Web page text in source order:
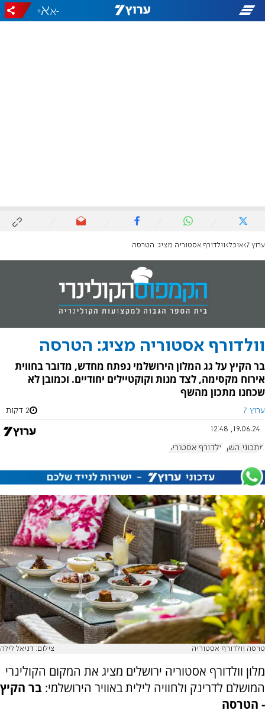
-
+
ערוץ 7 אוכל וולדורף אסטוריה מציג: הטרסה
וולדורף אסטוריה מציג: הטרסה
בר הקיץ על גג המלון הירושלמי נפתח מחדש, מדובר בחווית
אירוח מקסימה, לצד מנות וקוקטיילים יחודיים. וכמובן לא
שכחנו מתכון מהשף
ערוץ 7 2 דקות
19.06.24, 12:48
מתכוני השף וולדורף אסטוריה
טרסה וולדורף אסטוריה צילום: דניאל לילה
מלון וולדורף אסטוריה ירושלים מציג את המקום הקולינרי
המושלם לדרינק ולחוויה לילית באוויר הירושלמי: בר הקיץ
- הטרסה